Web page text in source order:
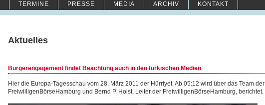
TERMINE PRESSE MEDIA ARCHIV KONTAKT
Aktuelles
Bürgerengagement findet Beachtung auch in den türkischen Medien
Hier die Europa-Tagesschau vom 28. März 2011 der Hürriyet. Ab 05:12 wird über das Team der
FreiwilligenBörseHamburg und Bernd P. Holst, Leiter der FreiwilligenBörseHamburg, berichtet.